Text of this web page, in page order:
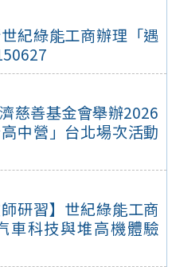
紀綠能工商辦理「遇
慈善基金會舉辦2026
中營」台北場次活動
研習】世紀綠能工商
車科技與堆高機體驗